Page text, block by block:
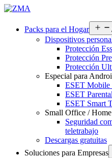
Packs para el Hogar
Dispositivos
Protección
Protección
Protección
Especial para
ESET Mobile
ESET
ESET Smart
Small Office /
Seguridad
teletrabajo
Descargas gratuitas
Soluciones para Empresas